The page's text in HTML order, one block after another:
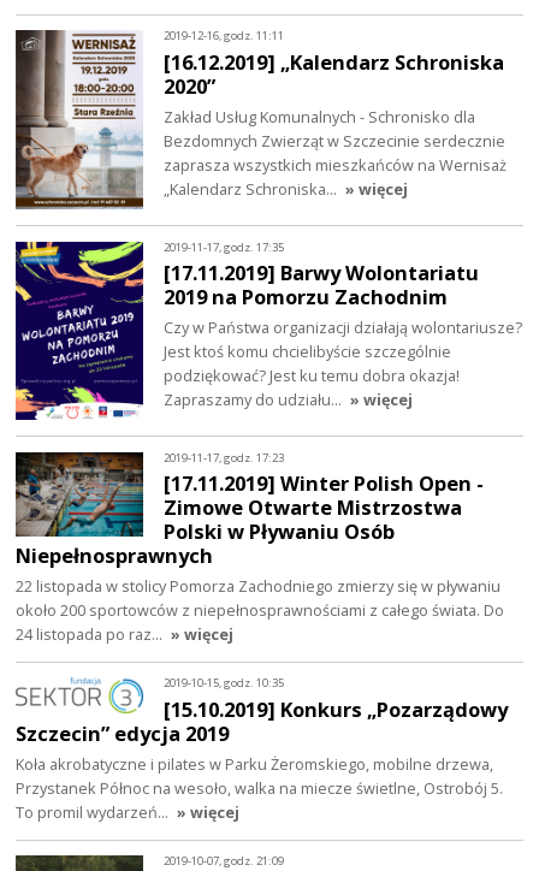
2019-12-16, godz. 11:11
[16.12.2019] „Kalendarz Schroniska
2020”
Zakład Usług Komunalnych - Schronisko dla
Bezdomnych Zwierząt w Szczecinie serdecznie
zaprasza wszystkich mieszkańców na Wernisaż
„Kalendarz Schroniska… » więcej
2019-11-17, godz. 17:35
[17.11.2019] Barwy Wolontariatu
2019 na Pomorzu Zachodnim
Czy w Państwa organizacji działają wolontariusze?
Jest ktoś komu chcielibyście szczególnie
podziękować? Jest ku temu dobra okazja!
Zapraszamy do udziału… » więcej
2019-11-17, godz. 17:23
[17.11.2019] Winter Polish Open -
Zimowe Otwarte Mistrzostwa
Polski w Pływaniu Osób
Niepełnosprawnych
22 listopada w stolicy Pomorza Zachodniego zmierzy się w pływaniu
około 200 sportowców z niepełnosprawnościami z całego świata. Do
24 listopada po raz… » więcej
2019-10-15, godz. 10:35
[15.10.2019] Konkurs „Pozarządowy
Szczecin” edycja 2019
Koła akrobatyczne i pilates w Parku Żeromskiego, mobilne drzewa,
Przystanek Północ na wesoło, walka na miecze świetlne, Ostrobój 5.
To promil wydarzeń… » więcej
2019-10-07, godz. 21:09